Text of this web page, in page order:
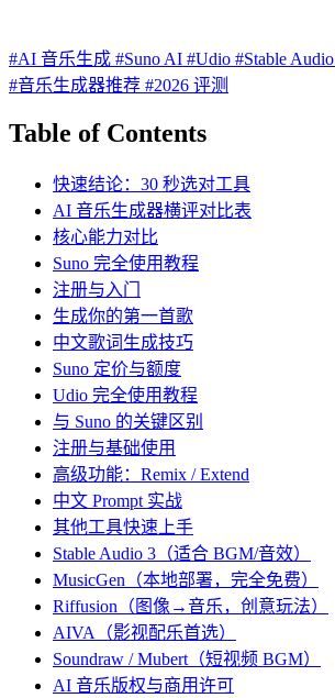
#AI 音乐生成 #Suno AI #Udio #Stable Audio
#音乐生成器推荐 #2026 评测
Table of Contents
快速结论：30 秒选对工具
AI 音乐生成器横评对比表
核心能力对比
Suno 完全使用教程
注册与入门
生成你的第一首歌
中文歌词生成技巧
Suno 定价与额度
Udio 完全使用教程
与 Suno 的关键区别
注册与基础使用
高级功能：Remix / Extend
中文 Prompt 实战
其他工具快速上手
Stable Audio 3（适合 BGM/音效）
MusicGen（本地部署，完全免费）
Riffusion（图像→音乐，创意玩法）
AIVA（影视配乐首选）
Soundraw / Mubert（短视频 BGM）
AI 音乐版权与商用许可